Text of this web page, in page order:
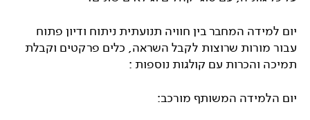
יום למידה המחבר בין חוויה תנועתית ניתוח ודיון פתוח
עבור מורות שרוצות לקבל השראה, כלים פרקטים וקבלת
תמיכה והכרות עם קולגות נוספות :
יום הלמידה המשותף מורכב: